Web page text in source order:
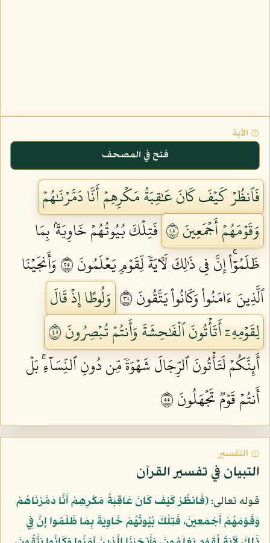
۞ الآية
فتح في المصحف
فَٱنظُرۡ كَيۡفَ كَانَ عَٰقِبَةُ مَكۡرِهِمۡ أَنَّا دَمَّرۡنَٰهُمۡ
وَقَوۡمَهُمۡ أَجۡمَعِينَ ٥١
فَتِلۡكَ بُيُوتُهُمۡ خَاوِيَةَۢ بِمَا
ظَلَمُوٓاْۚ إِنَّ فِي ذَٰلِكَ لَأٓيَةٗ لِّقَوۡمٖ يَعۡلَمُونَ ٥٢
وَأَنجَيۡنَا
ٱلَّذِينَ ءَامَنُواْ وَكَانُواْ يَتَّقُونَ ٥٣
وَلُوطًا إِذۡ قَالَ
لِقَوۡمِهِۦٓ أَتَأۡتُونَ ٱلۡفَٰحِشَةَ وَأَنتُمۡ تُبۡصِرُونَ ٥٤
أَئِنَّكُمۡ لَتَأۡتُونَ ٱلرِّجَالَ شَهۡوَةٗ مِّن دُونِ ٱلنِّسَآءِۚ بَلۡ
أَنتُمۡ قَوۡمٞ تَجۡهَلُونَ ٥٥
۞ التفسير
التبيان في تفسير القرآن
قوله تعالى:﴿فَانظُرْ كَيْفَ كَانَ عَاقِبَةُ مَكْرِهِمْ أَنَّا دَمَّرْنَاهُمْ
وَقَوْمَهُمْ أَجْمَعِينَ، فَتِلْكَ بُيُوتُهُمْ خَاوِيَةً بِمَا ظَلَمُوا إِنَّ فِي